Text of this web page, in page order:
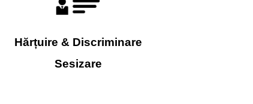
Hărțuire & Discriminare
Sesizare